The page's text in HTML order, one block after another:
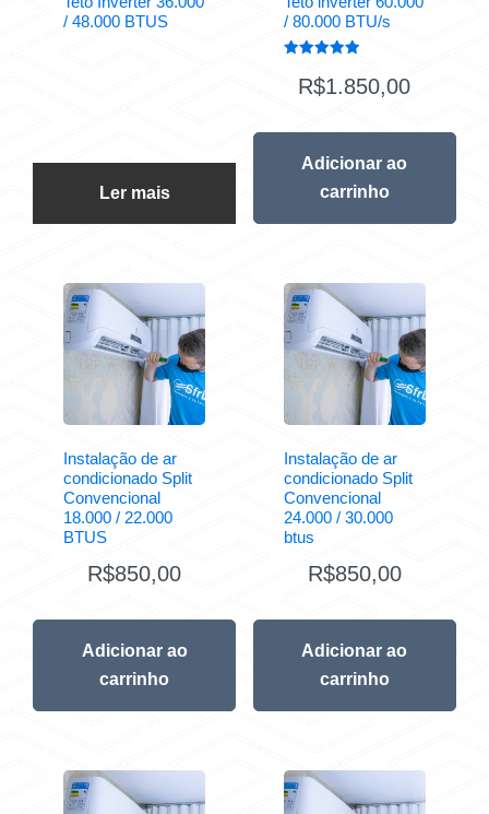
/ 48.000 BTUS
Ler mais
/ 80.000 BTU/s
5.00
de 5
R$1.850,00
Adicionar ao
carrinho
Instalação de ar
condicionado Split
Convencional
18.000 / 22.000
BTUS
R$850,00
Adicionar ao
carrinho
Instalação de ar
condicionado Split
Convencional
24.000 / 30.000
btus
R$850,00
Adicionar ao
carrinho